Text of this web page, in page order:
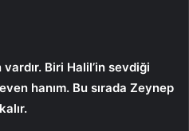
Biri Halil’in sevdiği
hanım. Bu sırada Zeynep